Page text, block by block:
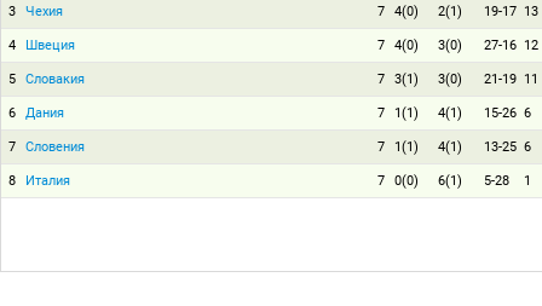
3 Чехия 7 4(0) 2(1) 19-17 13
4 Швеция 7 4(0) 3(0) 27-16 12
5 Словакия 7 3(1) 3(0) 21-19 11
6 Дания 7 1(1) 4(1) 15-26 6
7 Словения 7 1(1) 4(1) 13-25 6
8 Италия 7 0(0) 6(1) 5-28 1